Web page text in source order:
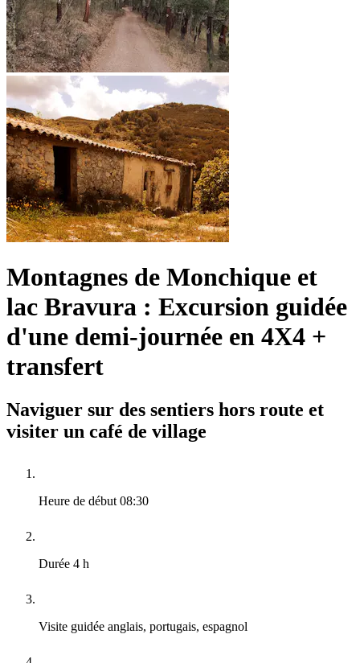
Montagnes de Monchique et
lac Bravura : Excursion guidée
d'une demi-journée en 4X4 +
transfert
Naviguer sur des sentiers hors route et
visiter un café de village
Heure de début 08:30
Durée 4 h
Visite guidée anglais, portugais, espagnol